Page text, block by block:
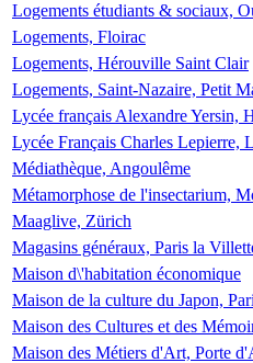
Logements étudiants & sociaux,
Logements, Floirac
Logements, Hérouville Saint Clair
Logements, Saint-Nazaire, Petit
Lycée français Alexandre Yersin,
Lycée Français Charles Lepierre,
Médiathèque, Angoulême
Métamorphose de l'insectarium,
Maaglive, Zürich
Magasins généraux, Paris la
Maison d\'habitation économique
Maison de la culture du Japon,
Maison des Cultures et des
Maison des Métiers d'Art, Porte